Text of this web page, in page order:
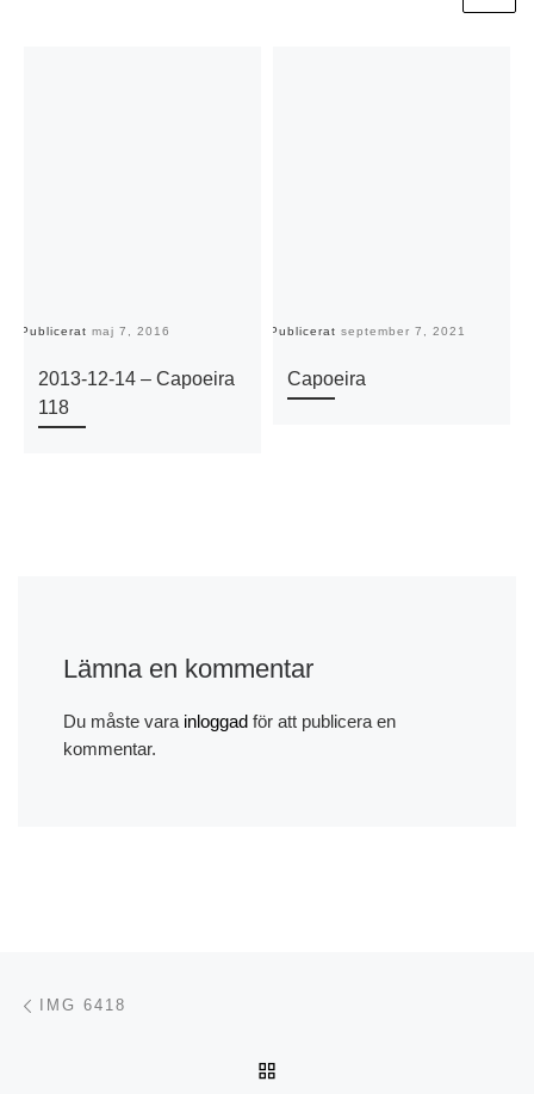
Publicerat maj 7, 2016
2013-12-14 – Capoeira
118
Publicerat september 7, 2021
Capoeira
Lämna en kommentar
Du måste vara inloggadför att publicera en
kommentar.
Inläggsnavigering
IMG 6418